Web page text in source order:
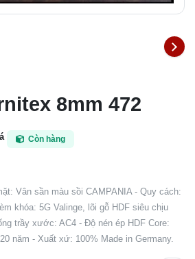
8mm 472
Còn hàng
Vân sần màu sồi CAMPANIA - Quy cách:
khóa: 5G Valinge, lõi gỗ HDF siêu chịu
trầy xước: AC4 - Độ nén ép HDF Core:
năm - Xuất xứ: 100% Made in Germany.